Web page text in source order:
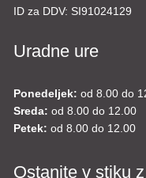
ID za DDV: SI91024129
Uradne ure
Ponedeljek: od 8.00 do
Sreda: od 8.00 do 12.00
Petek: od 8.00 do 12.00
Ostanite v stiku